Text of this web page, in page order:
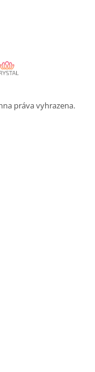
práva vyhrazena.